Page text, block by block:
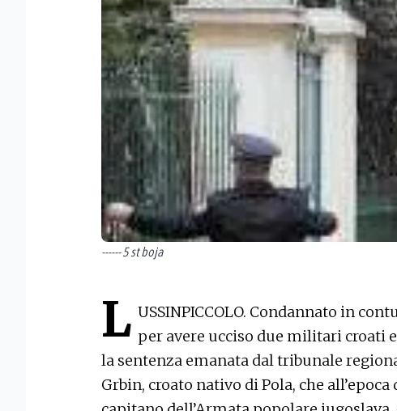
------ 5 st boja
L USSINPICCOLO. Condannato in
per avere ucciso due militari croati
la sentenza emanata dal tribunale
Grbin, croato nativo di Pola, che